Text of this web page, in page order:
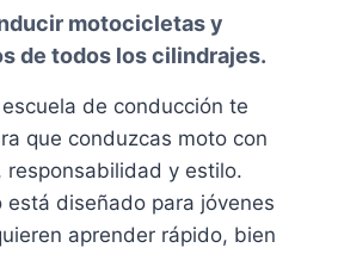
motocicletas y
de todos los cilindrajes.
de conducción te
que conduzcas moto con
responsabilidad y estilo.
está diseñado para jóvenes
aprender rápido, bien